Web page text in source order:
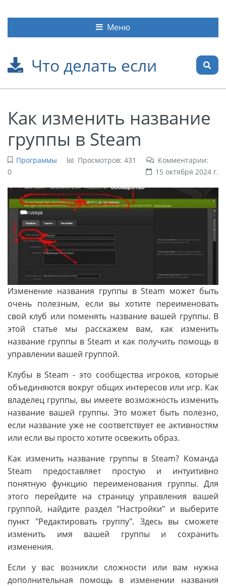
Что делать если
Меню
Как изменить название
группы в Steam
Программы Просмотров: 431
Комментарии:
0
15 октября 2024 г.
Изменение названия группы в Steam может быть
очень полезным, если вы хотите переименовать
свой клуб или поменять название вашей группы. В
этой статье мы расскажем вам, как изменить
название группы в Steam и как получить помощь в
управлении вашей группой.
Клубы в Steam - это сообщества игроков, которые
объединяются вокруг общих интересов или игр. Как
владелец группы, вы имеете возможность изменить
название вашей группы. Это может быть полезно,
если название уже не соответствует ее активностям
или если вы просто хотите освежить образ.
Как изменить название группы в Steam? Команда
Steam предоставляет простую и интуитивно
понятную функцию переименования группы. Для
этого перейдите на страницу управления вашей
группой, найдите раздел "Настройки" и выберите
пункт "Редактировать группу". Здесь вы сможете
изменить имя вашей группы и сохранить
изменения.
Если у вас возникли сложности или вам нужна
дополнительная помощь в изменении названия